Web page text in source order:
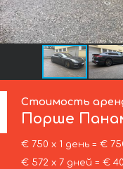
Стоимость
Порше
€ 750 х 1 день = €
€ 572 х 7 дней = €